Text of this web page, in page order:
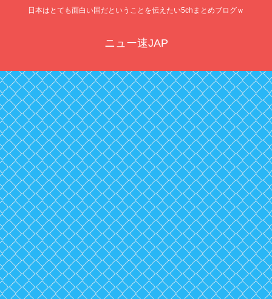
日本はとても面白い国だということを伝えたい5chまとめブログｗ
ニュー速JAP